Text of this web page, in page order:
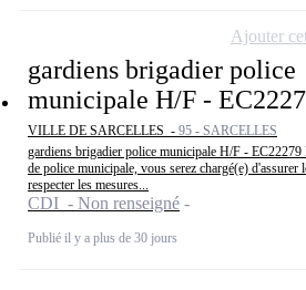
gardiens brigadier police
municipale H/F -
VILLE DE SARCELLES - 95 - SARCELLES
gardiens brigadier police municipale H/F - EC22279
de police municipale, vous serez chargé(e) d'assurer
respecter les mesures...
CDI - Non renseigné
Publié il y a plus de 30 jours
Ajouter